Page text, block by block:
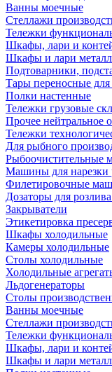
Ванны моечные
Стеллажи
Тележки
Шкафы, лари и
Шкафы и лари
Подтоварники,
Тары переносные для
Полки настенные
Тележки грузовые
Прочее нейтральное
Тележки
Для рыбного
Рыбоочистительные
Машины для
Филетировочные
Дозаторы для розлива
Закрыватели
Этикетировка
Шкафы холодильные
Камеры холодильные
Столы холодильные
Холодильные
Льдогенераторы
Столы
Ванны моечные
Стеллажи
Тележки
Шкафы, лари и
Шкафы и лари